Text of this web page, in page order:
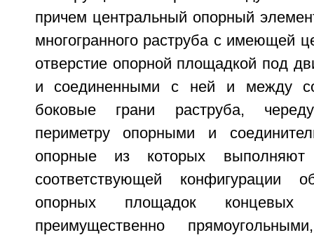
причем центральный опорный
многогранного раструба с имеющей
отверстие опорной площадкой под
и соединенными с ней и между
боковые грани раструба,
периметру опорными и
опорные из которых выполняют
соответствующей
опорных площадок концевых
преимущественно